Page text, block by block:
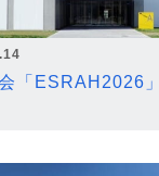
「ESRAH2026